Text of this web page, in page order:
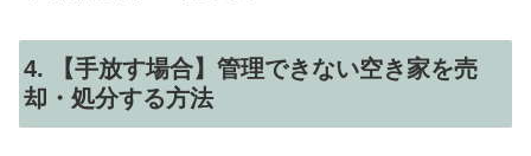
4. 【手放す場合】管理できない空き家を売
却・処分する方法